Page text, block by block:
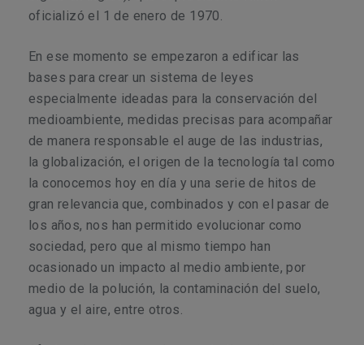
oficializó el 1 de enero de 1970.
En ese momento se empezaron a edificar las
bases para crear un sistema de leyes
especialmente ideadas para la conservación del
medioambiente, medidas precisas para acompañar
de manera responsable el auge de las industrias,
la globalización, el origen de la tecnología tal como
la conocemos hoy en día y una serie de hitos de
gran relevancia que, combinados y con el pasar de
los años, nos han permitido evolucionar como
sociedad, pero que al mismo tiempo han
ocasionado un impacto al medio ambiente, por
medio de la polución, la contaminación del suelo,
agua y el aire, entre otros.